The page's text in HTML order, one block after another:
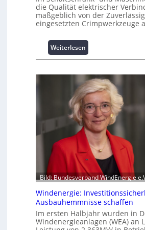
a
s
t
s
p
i
z
e
n
m
a
n
a
g
e
m
e
n
t
h
o
c
die Qualität elektrischer
maßgeblich von der
eingesetzten Crimpwerkzeuge
Weiterlesen:
I
t
e
l
l
i
g
e
n
t
e
N
u
t
z
u
n
Bild: Bundesverband WindEnergie
Windenergie:
Ausbauhemmnisse schaffen
Im ersten Halbjahr wurden in
Windenergieanlagen (WEA) an